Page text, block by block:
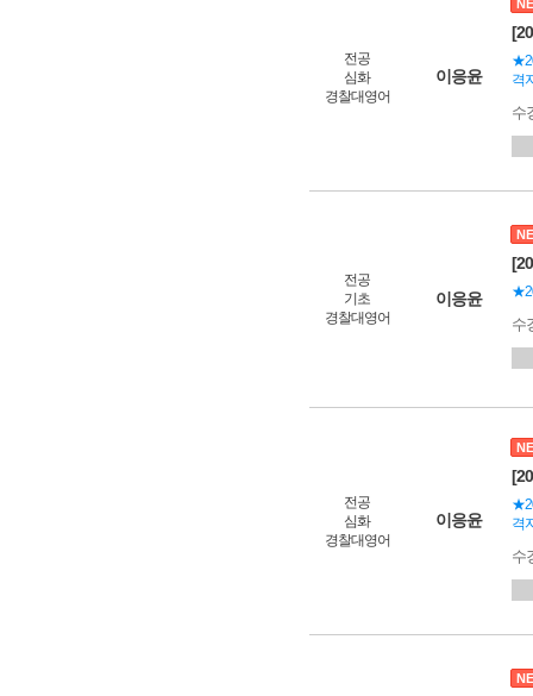
전공
심화
경찰대영어
이응윤
격
수
전공
기초
경찰대영어
이응윤
수
전공
심화
경찰대영어
이응윤
격
수